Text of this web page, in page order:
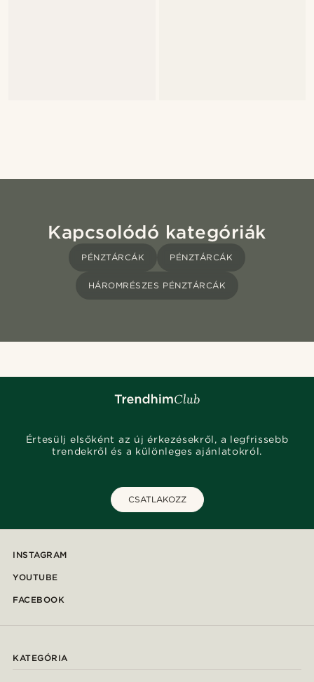
Kapcsolódó kategóriák
PÉNZTÁRCÁK PÉNZTÁRCÁK
HÁROMRÉSZES PÉNZTÁRCÁK
Értesülj elsőként az új érkezésekről, a legfrissebb
trendekről és a különleges ajánlatokról.
CSATLAKOZZ
INSTAGRAM
YOUTUBE
FACEBOOK
KATEGÓRIA